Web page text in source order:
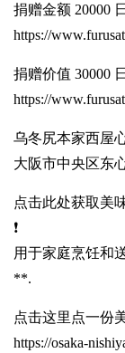
捐赠金额 20000
https://
捐赠价值 30000
https://
乌冬尻本家西屋
大阪市中央区东
点击此处获取美
❗️
用于家庭烹饪和
**.
点击这里点一份
https://osaka-